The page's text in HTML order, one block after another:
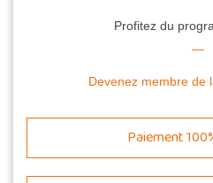
Profitez du
Devenez membre de
Paiement